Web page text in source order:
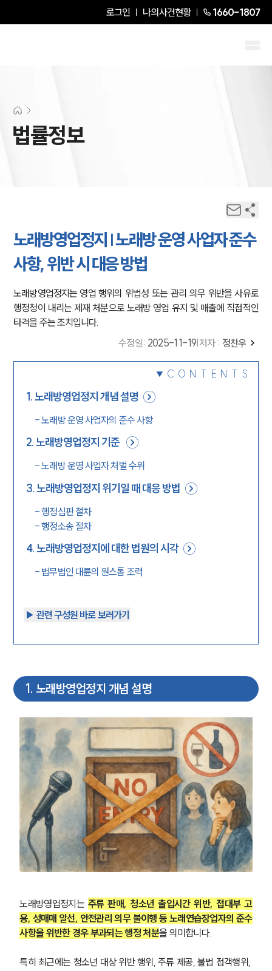
로그인 나의사건현황 1660-1807
법률정보
노래방영업정지 | 노래방 운영 사업자 준수
사항, 위반 시 대응 방법
노래방영업정지는 영업 행위의 위법성 또는 관리 의무 위반을 사유로
행정청이 내리는 제재 처분으로 노래방 영업 유지 및 매출에 직접적인
타격을 주는 조치입니다.
수정일: 2025-11-19 저자 : 정찬우
CONTENTS
1.노래방영업정지 개념 설명
-노래방 운영 사업자의 준수 사항
2.노래방영업정지 기준
-노래방 운영 사업자 처벌 수위
3.노래방영업정지 위기일 때 대응 방법
-행정심판 절차
-행정소송 절차
4.노래방영업정지에 대한 법원의 시각
- 법무법인 대륜의 원스톱 조력
▶︎ 관련 구성원 바로 보러가기
1. 노래방영업정지 개념 설명
노래방영업정지는 주류 판매, 청소년 출입시간 위반, 접대부 고
용, 성매매 알선, 안전관리 의무 불이행 등 노래연습장업자의 준수
사항을 위반한 경우 부과되는 행정 처분을 의미합니다.
특히 최근에는 청소년 대상 위반 행위, 주류 제공, 불법 접객행위,